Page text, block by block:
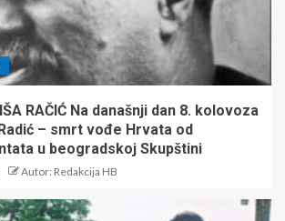
RAČIĆ Na današnji dan 8. kolovoza
– smrt vođe Hrvata od
u beogradskoj Skupštini
Autor: Redakcija HB